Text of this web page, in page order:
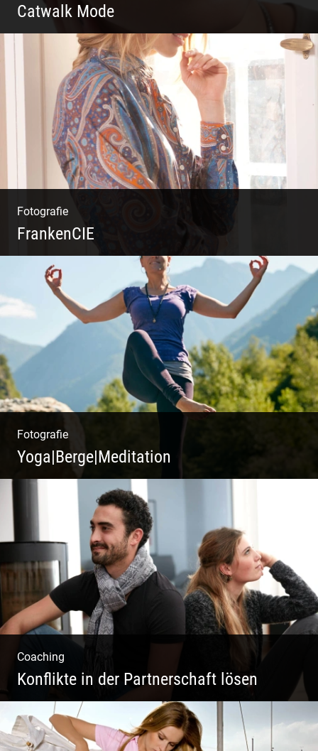
Catwalk Mode
Catwalk Mode Fotografie
Fotografie
FrankenCIE
Fotografie
Yoga|Berge|Meditation
Freiheit genießen | Körper, Geist und Energie
| Ruhe und Entspannung | Bewusstsein für
Coaching
Konflikte in der Partnerschaft lösen
Paar Coaching – Der Weg in die Leichtigkeit
und Harmonie